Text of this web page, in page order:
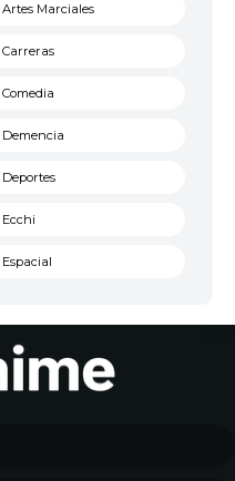
Artes Marciales
Carreras
Comedia
Demencia
Deportes
Ecchi
Espacial
Historico
Josei